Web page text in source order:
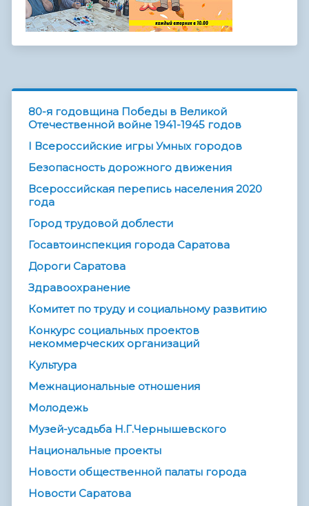
80-я годовщина Победы в Великой
Отечественной войне 1941-1945 годов
I Всероссийские игры Умных городов
Безопасность дорожного движения
Всероссийская перепись населения 2020
года
Город трудовой доблести
Госавтоинспекция города Саратова
Дороги Саратова
Здравоохранение
Комитет по труду и социальному развитию
Конкурс социальных проектов
некоммерческих организаций
Культура
Межнациональные отношения
Молодежь
Музей-усадьба Н.Г.Чернышевского
Национальные проекты
Новости общественной палаты города
Новости Саратова